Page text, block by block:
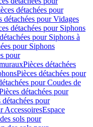
détachées pour
détachées pour Vidages
détachées pour Siphons
pour Siphons à
pour Siphons
pour
Pièces détachées
Pièces détachées pour
pour Coudes de
détachées pour
détachées pour
AccessoiresEspace
sols pour